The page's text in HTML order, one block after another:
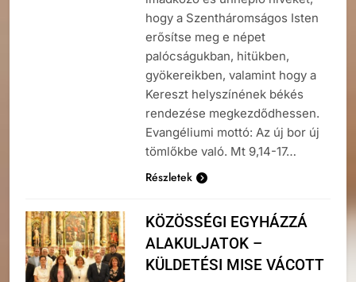
hogy a Szentháromságos Isten
erősítse meg e népet
palócságukban, hitükben,
gyökereikben, valamint hogy a
Kereszt helyszínének békés
rendezése megkezdődhessen.
Evangéliumi mottó: Az új bor új
tömlőkbe való. Mt 9,14-17…
Részletek
KÖZÖSSÉGI EGYHÁZZÁ
ALAKULJATOK –
KÜLDETÉSI MISE VÁCOTT